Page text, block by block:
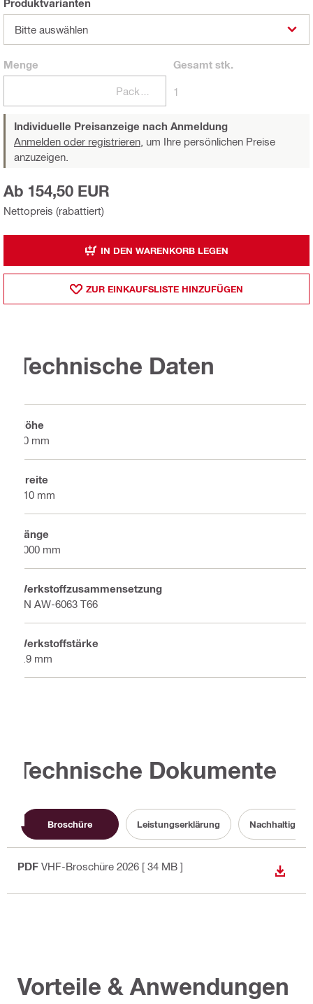
Produktvarianten
Bitte auswählen
Menge Gesamtstk.
1
Individuelle Preisanzeige nach Anmeldung
Anmelden oder registrieren, um Ihre persönlichen Preise
anzuzeigen.
Nettopreis (rabattiert)
Ab 154,50 EUR
IN DEN WARENKORB LEGEN
ZUR EINKAUFSLISTE HINZUFÜGEN
Technische Daten
Höhe
40 mm
Breite
110 mm
Länge
6000 mm
Werkstoffzusammensetzung
EN AW-6063 T66
Werkstoffstärke
1.9 mm
Technische Dokumente
Broschüre Leistungserklärung
PDF VHF-Broschüre 2026 [ 34 MB ]
Vorteile & Anwendungen